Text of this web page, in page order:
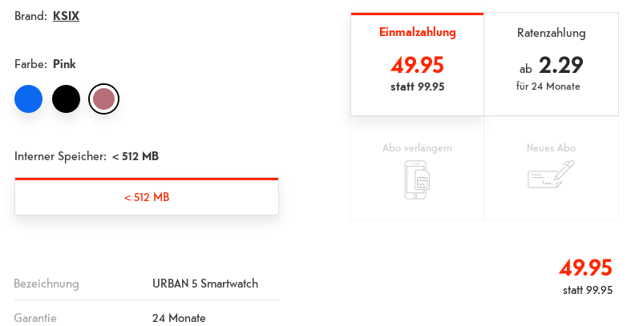
Brand: KSIX
Farbe: Pink
Interner Speicher: < 512 MB
< 512 MB
Bezeichnung URBAN 5 Smartwatch
Garantie 24 Monate
Einmalzahlung
49.95
statt99.95
Ratenzahlung
ab2.29
für24 Monate
Abo verlängern Neues Abo
49.95
statt99.95